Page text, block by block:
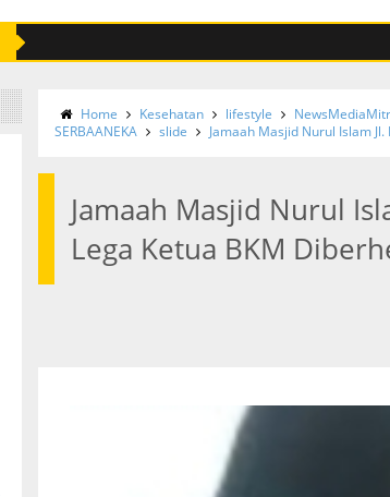
Home Kesehatan lifestyle
SERBAANEKA
slide Jamaah Masjid Nurul Islam
Jamaah Masjid Nurul
Lega Ketua BKM